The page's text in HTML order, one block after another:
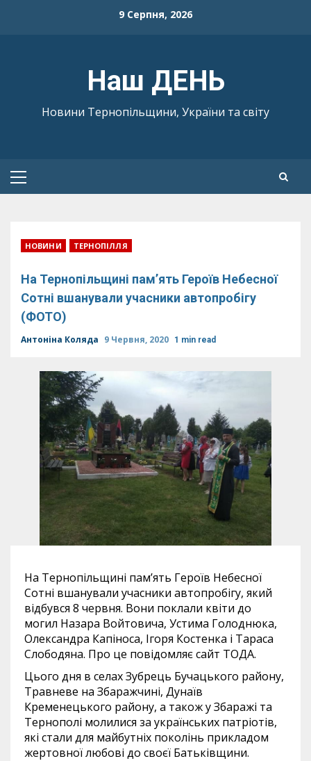
9 Серпня, 2026
Наш ДЕНЬ
Новини Тернопільщини, України та світу
Primary
НОВИНИ ТЕРНОПІЛЛЯ
На Тернопільщині пам’ять Героїв Небесної
Сотні вшанували учасники автопробігу
(ФОТО)
Антоніна Коляда 9 Червня, 2020 1 min read
На Тернопільщині пам’ять Героїв Небесної
Сотні вшанували учасники автопробігу, який
відбувся 8 червня. Вони поклали квіти до
могил Назара Войтовича, Устима Голоднюка,
Олександра Капіноса, Ігоря Костенка і Тараса
Слободяна. Про це повідомляє сайт ТОДА.
Цього дня в селах Зубрець Бучацького району,
Травневе на Збаражчині, Дунаїв
Кременецького району, а також у Збаражі та
Тернополі молилися за українських патріотів,
які стали для майбутніх поколінь прикладом
жертовної любові до своєї Батьківщини.